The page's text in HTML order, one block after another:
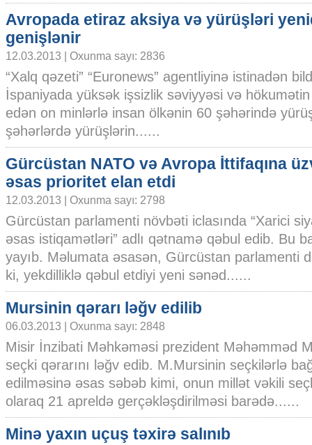
Avropada etiraz aksiya və yürüşləri
genişlənir
12.03.2013 | Oxunma sayı: 2836
“Xalq qəzeti” “Euronews” agentliyinə istinadən
İspaniyada yüksək işsizlik səviyyəsi və
edən on minlərlə insan ölkənin 60 şəhərində
şəhərlərdə yürüşlərin......
Gürcüstan NATO və Avropa İttifaqına
əsas prioritet elan etdi
12.03.2013 | Oxunma sayı: 2798
Gürcüstan parlamenti növbəti iclasında “Xarici
əsas istiqamətləri” adlı qətnamə qəbul edib. Bu
yayıb. Məlumata əsasən, Gürcüstan parlamenti
ki, yekdilliklə qəbul etdiyi yeni sənəd......
Mursinin qərarı ləğv edilib
06.03.2013 | Oxunma sayı: 2848
Misir İnzibati Məhkəməsi prezident Məhəmməd
seçki qərarını ləğv edib. M.Mursinin seçkilərlə
edilməsinə əsas səbəb kimi, onun millət vəkili
olaraq 21 apreldə gerçəkləşdirilməsi barədə......
Minə yaxın uçuş təxirə salınıb